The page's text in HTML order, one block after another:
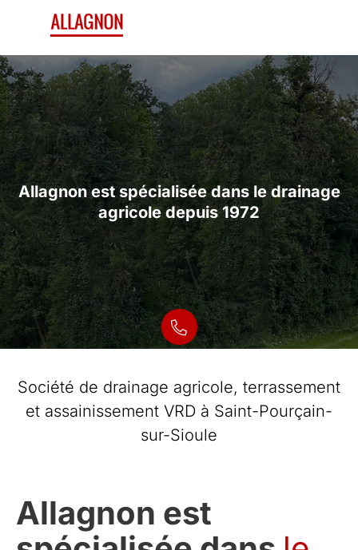
Allagnon est spécialisée dans le drainage
agricole depuis 1972
Allagnon est spécialisée dans le drainage
agricole depuis 1972
Société de drainage agricole, terrassement
et assainissement VRD à Saint-Pourçain-
sur-Sioule
Allagnon est